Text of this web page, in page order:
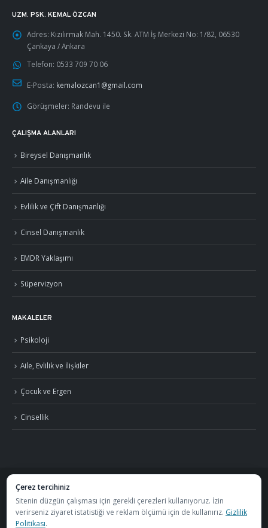
UZM. PSK. KEMAL ÖZCAN
Adres: Kızılırmak Mah. 1450. Sk. ATM İş Merkezi No: 1/82, 06530
Çankaya / Ankara
Telefon: 0533 709 70 06
E-Posta: kemalozcan1@gmail.com
Görüşmeler: Randevu ile
ÇALIŞMA ALANLARI
Bireysel Danışmanlık
Aile Danışmanlığı
Evlilik ve Çift Danışmanlığı
Cinsel Danışmanlık
EMDR Yaklaşımı
Süpervizyon
MAKALELER
Psikoloji
Aile, Evlilik ve İlişkiler
Çocuk ve Ergen
Cinsellik
©2026 Uzm. Psk. Kemal Özcan. Tüm hakları saklıdır. · Gizlilik Politikası ve KVKK
S.S.S.
Çerez tercihiniz
Sitenin düzgün çalışması için gerekli çerezleri kullanıyoruz. İzin
verirseniz ziyaret istatistiği ve reklam ölçümü için de kullanırız. Gizlilik
Politikası.